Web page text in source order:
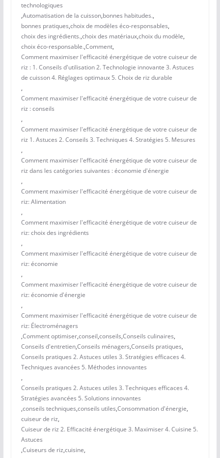
technologiques
,Automatisation de la cuisson,bonnes habitudes.,
bonnes pratiques,choix de modèles éco-responsables,
choix des ingrédients.,choix des matériaux,choix du modèle,
choix éco-responsable.,Comment,
Comment maximiser l'efficacité énergétique de votre cuiseur de
riz : 1. Conseils d'utilisation 2. Technologie innovante 3. Astuces
de cuisson 4. Réglages optimaux 5. Choix de riz durable
,
Comment maximiser l'efficacité énergétique de votre cuiseur de
riz : conseils
,
Comment maximiser l'efficacité énergétique de votre cuiseur de
riz 1. Astuces 2. Conseils 3. Techniques 4. Stratégies 5. Mesures
,
Comment maximiser l'efficacité énergétique de votre cuiseur de
riz dans les catégories suivantes : économie d'énergie
,
Comment maximiser l'efficacité énergétique de votre cuiseur de
riz: Alimentation
,
Comment maximiser l'efficacité énergétique de votre cuiseur de
riz: choix des ingrédients
,
Comment maximiser l'efficacité énergétique de votre cuiseur de
riz: économie
,
Comment maximiser l'efficacité énergétique de votre cuiseur de
riz: économie d'énergie
,
Comment maximiser l'efficacité énergétique de votre cuiseur de
riz: Électroménagers
,Comment optimiser,conseil,conseils,Conseils culinaires,
Conseils d'entretien,Conseils ménagers,Conseils pratiques,
Conseils pratiques 2. Astuces utiles 3. Stratégies efficaces 4.
Techniques avancées 5. Méthodes innovantes
,
Conseils pratiques 2. Astuces utiles 3. Techniques efficaces 4.
Stratégies avancées 5. Solutions innovantes
,conseils techniques,conseils utiles,Consommation d'énergie,
cuiseur de riz,
Cuiseur de riz 2. Efficacité énergétique 3. Maximiser 4. Cuisine 5.
Astuces
,Cuiseurs de riz,cuisine,